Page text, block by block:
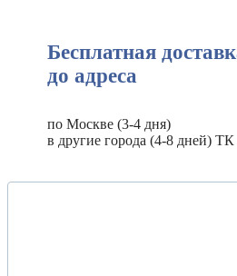
Бесплатная
до адреса
по Москве (3-4 дня)
в другие города (4-8 дней)